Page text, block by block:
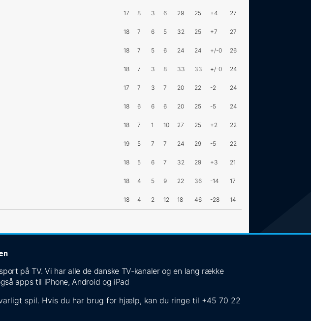
17 8 3 6 29 25 +4 27
18 7 6 5 32 25 +7 27
18 7 5 6 24 24 +/-0 26
18 7 3 8 33 33 +/-0 24
17 7 3 7 20 22 -2 24
18 6 6 6 20 25 -5 24
18 7 1 10 27 25 +2 22
19 5 7 7 24 29 -5 22
18 5 6 7 32 29 +3 21
18 4 5 9 22 36 -14 17
18 4 2 12 18 46 -28 14
på TV. Vi har alle de danske TV-kanaler og en lang række
apps til iPhone, Android og iPad
spil. Hvis du har brug for hjælp, kan du ringe til +45 70 22